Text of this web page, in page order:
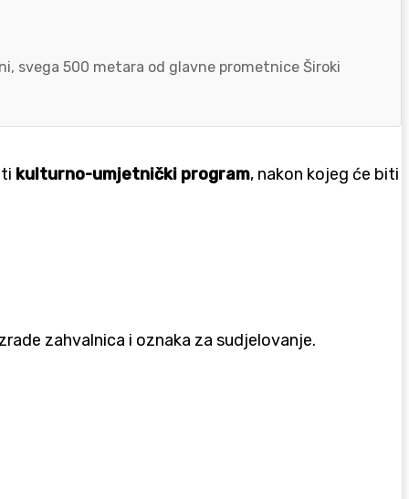
svega 500 metara od glavne prometnice Široki
kulturno-umjetnički program, nakon kojeg će biti
zahvalnica i oznaka za sudjelovanje.